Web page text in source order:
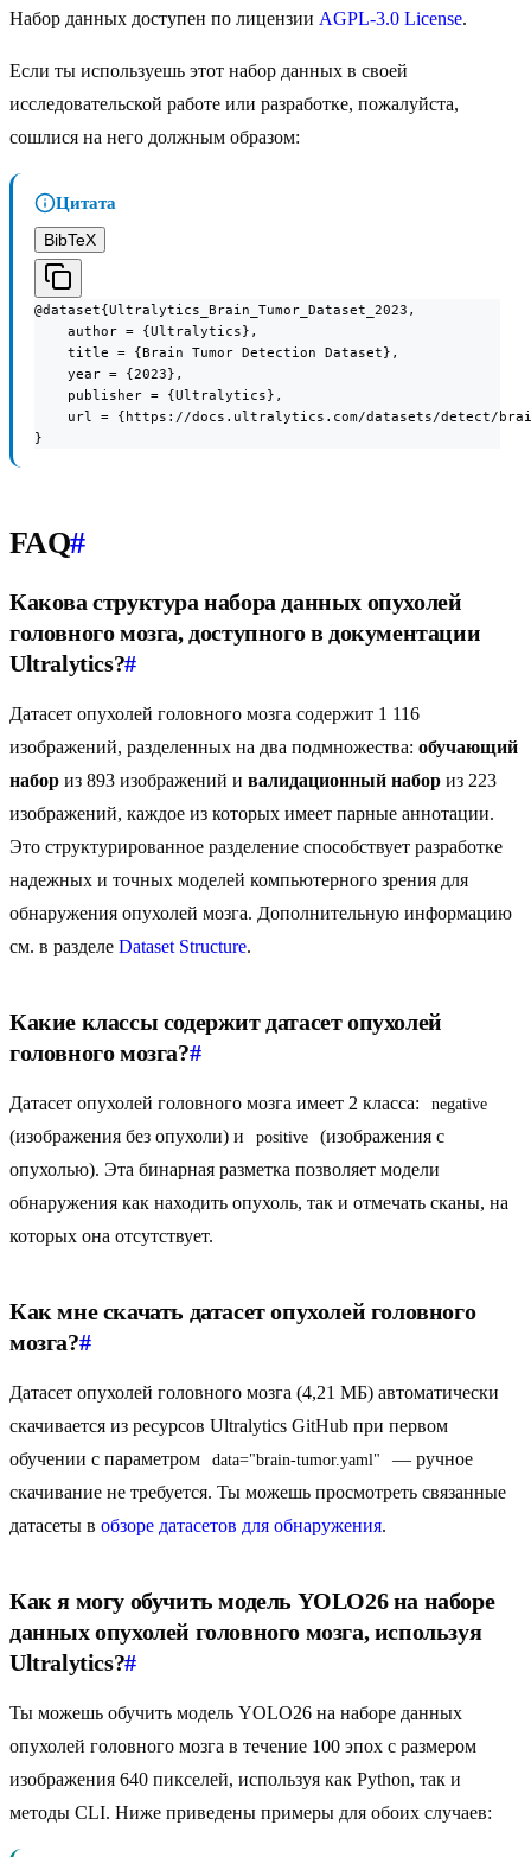
Набор данных доступен по лицензии AGPL-3.0 License.
Если ты используешь этот набор данных в своей
исследовательской работе или разработке, пожалуйста,
сошлися на него должным образом:
Цитата
BibTeX
@dataset{Ultralytics_Brain_Tumor_Dataset_2023,
    author = {Ultralytics},
    title = {Brain Tumor Detection Dataset},
    year = {2023},
    publisher = {Ultralytics},
url = {https://docs.ultralytics.com/datasets/detect/
}
FAQ#
Какова структура набора данных опухолей
головного мозга, доступного в документации
Ultralytics?#
Датасет опухолей головного мозга содержит 1 116
изображений, разделенных на два подмножества: обучающий
набор из 893 изображений и валидационный набор из 223
изображений, каждое из которых имеет парные аннотации.
Это структурированное разделение способствует разработке
надежных и точных моделей компьютерного зрения для
обнаружения опухолей мозга. Дополнительную информацию
см. в разделе Dataset Structure.
Какие классы содержит датасет опухолей
головного мозга?#
Датасет опухолей головного мозга имеет 2 класса: negative
(изображения без опухоли) и positive
(изображения с
опухолью). Эта бинарная разметка позволяет модели
обнаружения как находить опухоль, так и отмечать сканы, на
которых она отсутствует.
Как мне скачать датасет опухолей головного
мозга?#
Датасет опухолей головного мозга (4,21 МБ) автоматически
скачивается из ресурсов Ultralytics GitHub при первом
обучении с параметром
data="brain-tumor.yaml"
— ручное
скачивание не требуется. Ты можешь просмотреть связанные
датасеты в обзоре датасетов для обнаружения.
Как я могу обучить модель YOLO26 на наборе
данных опухолей головного мозга, используя
Ultralytics?#
Ты можешь обучить модель YOLO26 на наборе данных
опухолей головного мозга в течение 100 эпох с размером
изображения 640 пикселей, используя как Python, так и
методы CLI. Ниже приведены примеры для обоих случаев: